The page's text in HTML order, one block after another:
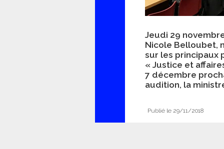
Jeudi 29
Nicole Belloubet,
sur les principaux
« Justice et
7 décembre
audition, la
Publié le 29/11/2018